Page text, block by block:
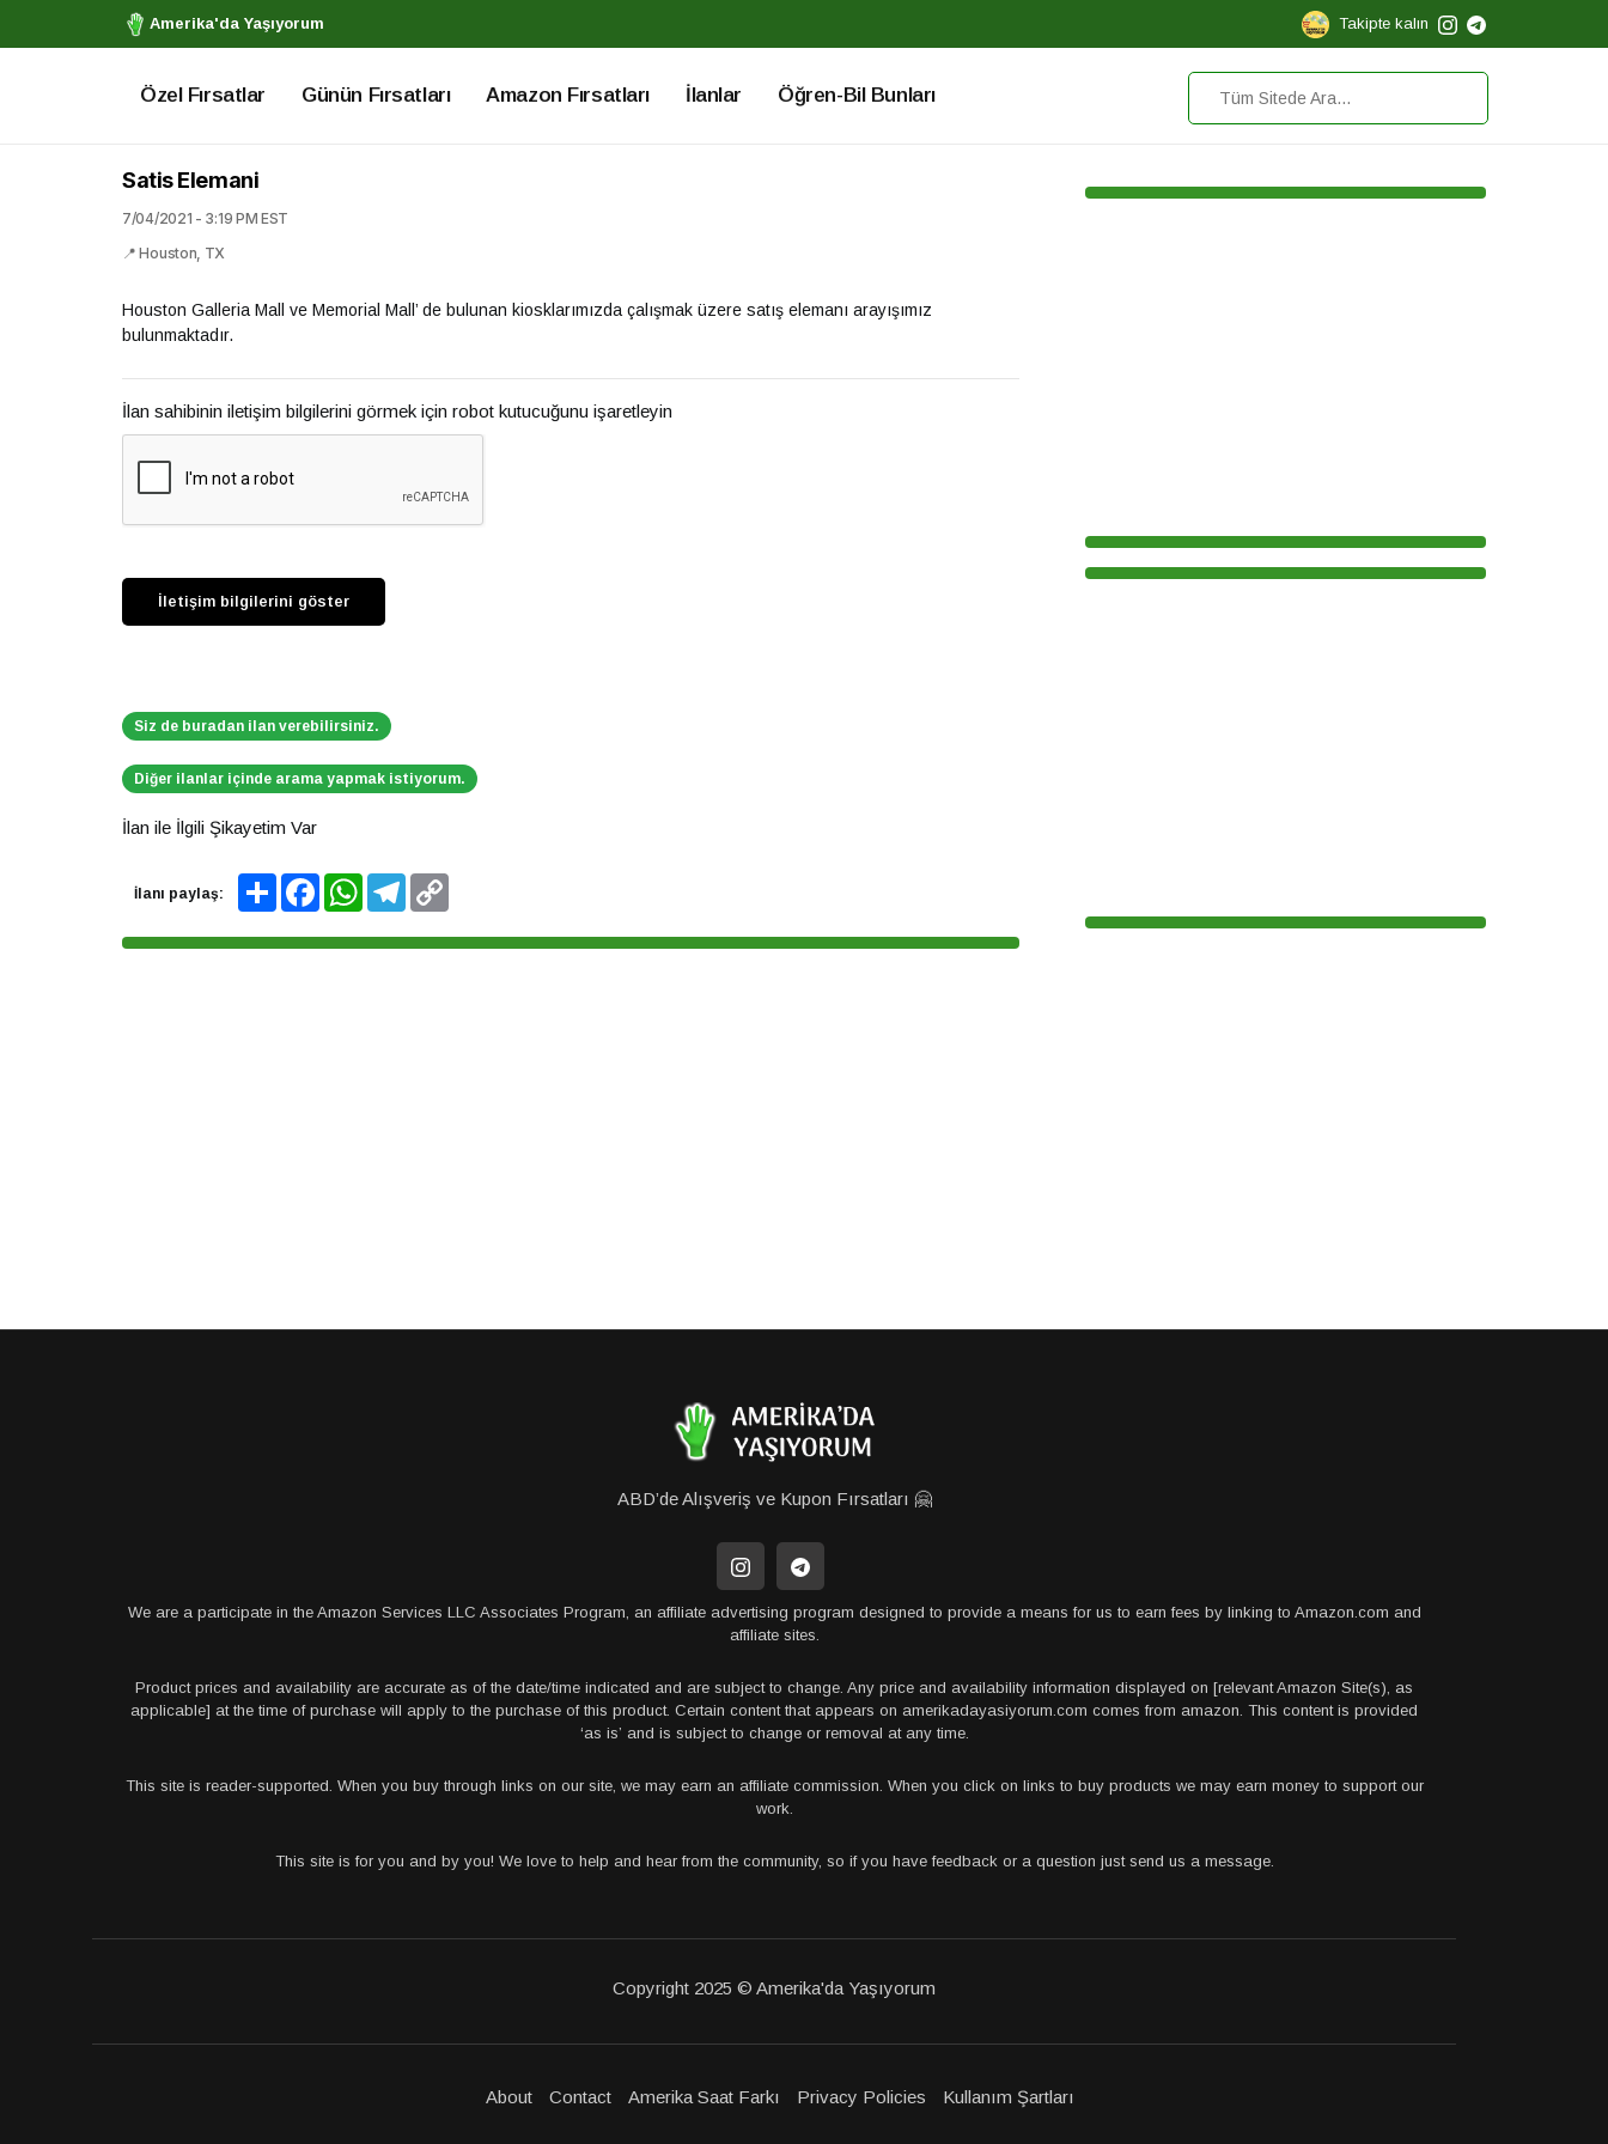
Amerika'da Yaşıyorum Takipte kalın
Özel Fırsatlar Günün Fırsatları Amazon Fırsatları İlanlar Öğren-Bil Bunları
Satis Elemani
7/04/2021 - 3:19 PM EST
📍 Houston, TX
Houston Galleria Mall ve Memorial Mall’ de bulunan kiosklarımızda çalışmak üzere satış elemanı arayışımız
bulunmaktadır.
İlan sahibinin iletişim bilgilerini görmek için robot kutucuğunu işaretleyin
Siz de buradan ilan verebilirsiniz.
Diğer ilanlar içinde arama yapmak istiyorum.
İlan ile İlgili Şikayetim Var
İlanı paylaş:
Share FacebookWhatsApp
Telegram
ABD’de Alışveriş ve Kupon Fırsatları 🤗
We are a participate in the Amazon Services LLC Associates Program, an affiliate advertising program designed to provide a means for us to earn fees by linking to Amazon.com and
affiliate sites.
Product prices and availability are accurate as of the date/time indicated and are subject to change. Any price and availability information displayed on [relevant Amazon Site(s), as
applicable] at the time of purchase will apply to the purchase of this product. Certain content that appears on amerikadayasiyorum.com comes from amazon. This content is provided
‘as is’ and is subject to change or removal at any time.
This site is reader-supported. When you buy through links on our site, we may earn an affiliate commission. When you click on links to buy products we may earn money to support our
work.
This site is for you and by you! We love to help and hear from the community, so if you have feedback or a question just send us a message.
Copyright 2025 © Amerika'da Yaşıyorum
About Contact Amerika Saat Farkı Privacy Policies Kullanım Şartları